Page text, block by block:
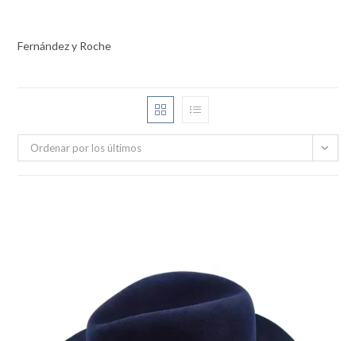
Fernández y Roche
Ordenar por los últimos